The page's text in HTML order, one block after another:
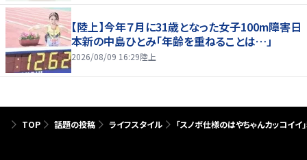
【陸上】今年７月に31歳となった女子100m障害日
本新の中島ひとみ「年齢を重ねることは…」
2026/08/09 16:29陸上
TOP 話題の投稿 ライフスタイル 「スノボ仕様のはやちゃんカッコイ